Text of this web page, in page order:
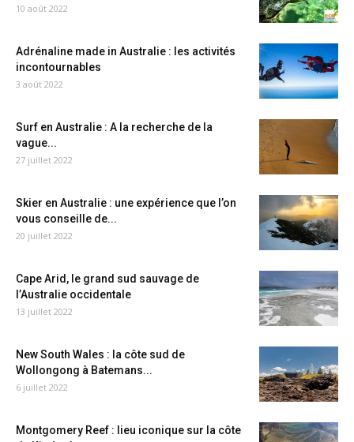
10 août 2022
Adrénaline made in Australie : les activités
incontournables
3 août 2022
Surf en Australie : A la recherche de la
vague...
27 juillet 2022
Skier en Australie : une expérience que l’on
vous conseille de...
20 juillet 2022
Cape Arid, le grand sud sauvage de
l’Australie occidentale
13 juillet 2022
New South Wales : la côte sud de
Wollongong à Batemans...
6 juillet 2022
Montgomery Reef : lieu iconique sur la côte